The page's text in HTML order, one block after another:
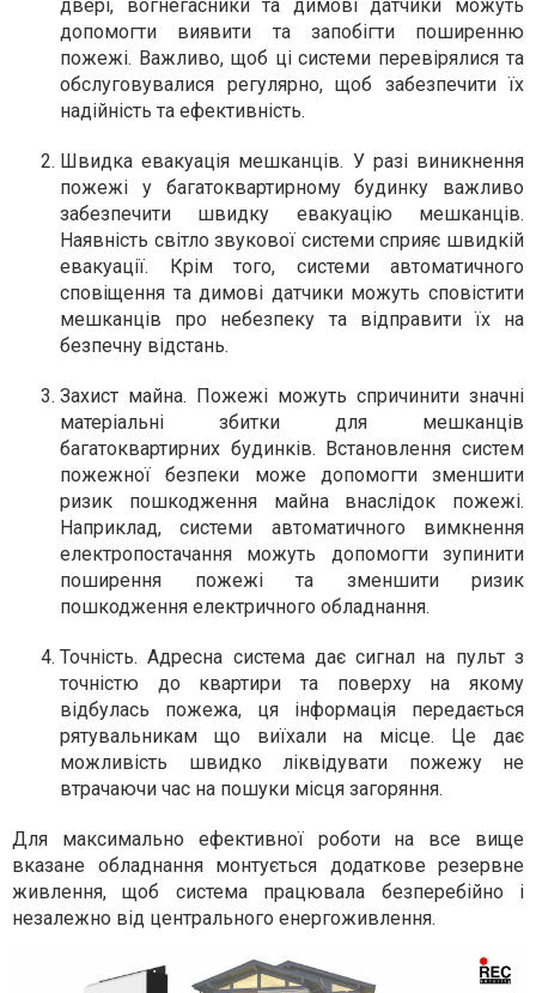
двері, вогнегасники та димові датчики можуть
допомогти виявити та запобігти поширенню
пожежі. Важливо, щоб ці системи перевірялися та
обслуговувалися регулярно, щоб забезпечити їх
надійність та ефективність.
Швидка евакуація мешканців. У разі виникнення
пожежі у багатоквартирному будинку важливо
забезпечити швидку евакуацію мешканців.
Наявність світло звукової системи сприяє швидкій
евакуації. Крім того, системи автоматичного
сповіщення та димові датчики можуть сповістити
мешканців про небезпеку та відправити їх на
безпечну відстань.
Захист майна.
Пожежі можуть спричинити значні
матеріальні збитки для мешканців
багатоквартирних будинків. Встановлення систем
пожежної безпеки може допомогти зменшити
ризик пошкодження майна внаслідок пожежі.
Наприклад, системи автоматичного вимкнення
електропостачання можуть допомогти зупинити
поширення пожежі та зменшити ризик
пошкодження електричного обладнання.
Точність.Адресна система дає сигнал на пульт з
точністю до квартири та поверху на якому
відбулась пожежа, ця інформація передається
рятувальникам що виїхали на місце. Це дає
можливість швидко ліквідувати пожежу не
втрачаючи час на пошуки місця загоряння.
Для максимально ефективної роботи на все вище
вказане обладнання монтується додаткове резервне
живлення, щоб система працювала безперебійно і
незалежно від центрального енергоживлення.